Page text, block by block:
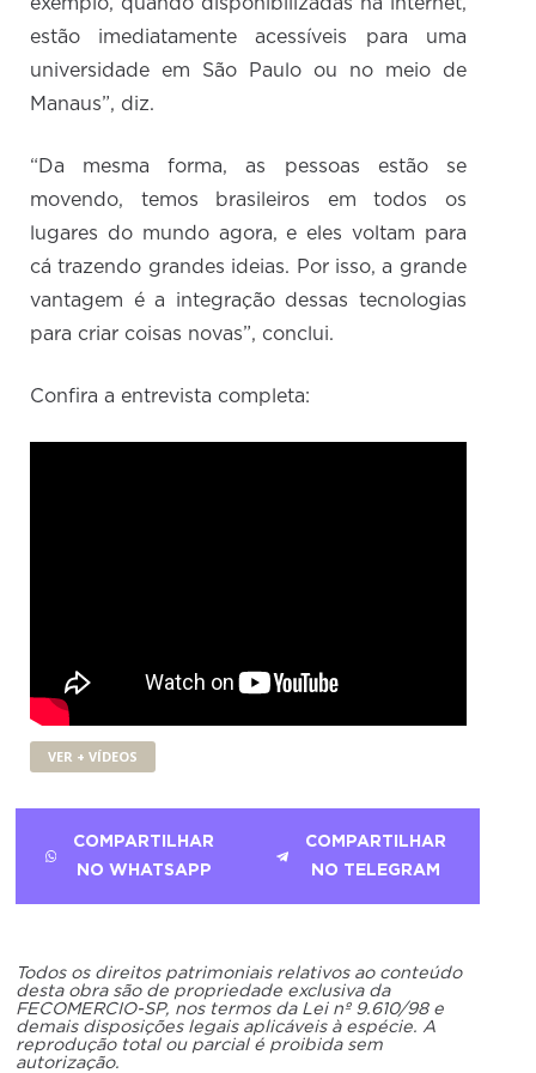
exemplo, quando disponibilizadas na internet,
estão imediatamente acessíveis para uma
universidade em São Paulo ou no meio de
Manaus”, diz.
“Da mesma forma, as pessoas estão se
movendo, temos brasileiros em todos os
lugares do mundo agora, e eles voltam para
cá trazendo grandes ideias. Por isso, a grande
vantagem é a integração dessas tecnologias
para criar coisas novas”, conclui.
Confira a entrevista completa:
VER + VÍDEOS
COMPARTILHAR
NO WHATSAPP
COMPARTILHAR
NO TELEGRAM
Todos os direitos patrimoniais relativos ao conteúdo
desta obra são de propriedade exclusiva da
FECOMERCIO-SP, nos termos da Lei nº 9.610/98 e
demais disposições legais aplicáveis à espécie. A
reprodução total ou parcial é proibida sem
autorização.